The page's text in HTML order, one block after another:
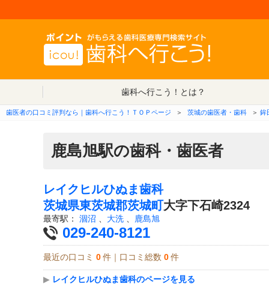
歯科へ行こう！とは？
歯医者の口コミ評判なら｜歯科へ行こう！ＴＯＰページ ＞ 茨城の歯医者・歯科 ＞ 鉾
鹿島旭駅の歯科・歯医者
レイクヒルひぬま歯科
茨城県東茨城郡茨城町大字下石崎2324
最寄駅： 涸沼 大洗 鹿島旭
029-240-8121
最近の口コミ 0 件｜口コミ総数 0 件
▶ レイクヒルひぬま歯科のページを見る